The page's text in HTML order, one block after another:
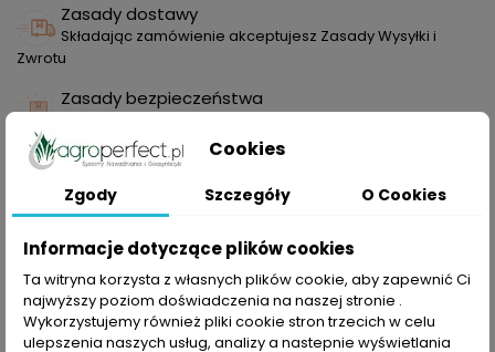
Zasady dostawy
Składając zamówienie akceptujesz Zasady Wysyłki i
Zwrotu
Zasady bezpieczeństwa
OPIS
SZCZEGÓŁY PRODUKTU
Mata ściółkująca, czyli agrotkanina podobnie jak agrowłóknina
dostępna jest w kolorze czarnym. To, co nasz sklep prezentuje
poniżej to agrotkanina czarna, jeden z najpopularniejszych
modeli. Materiał składa się z włókien polipropylenowych. W
Cookies
Zgody Szczegóły O Cookies
Informacje dotyczące plików cookies
Ta witryna korzysta z własnych plików cookie, aby zapewnić Ci
najwyższy poziom doświadczenia na naszej stronie .
Wykorzystujemy również pliki cookie stron trzecich w celu
ulepszenia naszych usług, analizy a nastepnie wyświetlania